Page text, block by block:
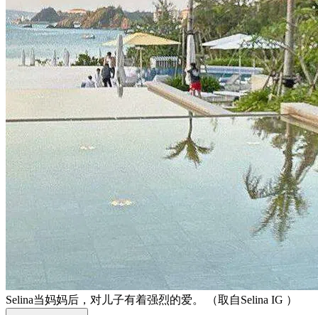
Selina当妈妈后，对儿子有着强烈的爱。 （取自Selina IG ）